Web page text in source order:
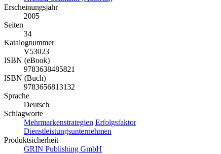
Erscheinungsjahr
2005
Seiten
34
Katalognummer
V53023
ISBN (eBook)
9783638485821
ISBN (Buch)
9783656813132
Sprache
Deutsch
Schlagworte
Mehrmarkenstrategien Erfolgsfaktor
Dienstleistungsunternehmen
Produktsicherheit
GRIN Publishing GmbH